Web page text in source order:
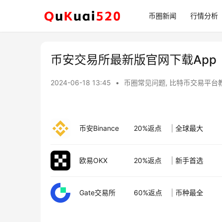
币圈新闻 行情分析
币安交易所最新版官网下载App
2024-06-18 13:45 • 币圈常见问题, 比特币交易平台
币安Binance 20%返点 全球最大
欧易OKX 20%返点 新手首选
Gate交易所 60%返点 币种最全